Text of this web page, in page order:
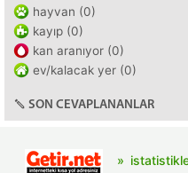
hayvan (0)
kayıp (0)
kan aranıyor (0)
ev/kalacak yer (0)
SON CEVAPLANANLAR